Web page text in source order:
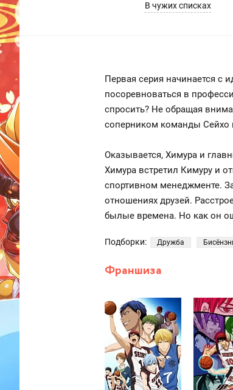
В чужих списках
Первая серия начинается с
посоревноваться в
спросить? Не обращая
соперником команды Сейхо
Оказывается, Химура и
Химура встретил Кимуру и
спортивном менеджменте.
отношениях друзей.
былые времена. Но как он
Подборки: Дружба
Франшиза